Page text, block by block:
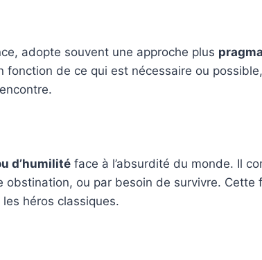
adopte souvent une approche plus
de ce qui est nécessaire ou
d’humilité face à l’absurdité du monde. Il
ou par besoin de survivre. Cette
héros classiques.